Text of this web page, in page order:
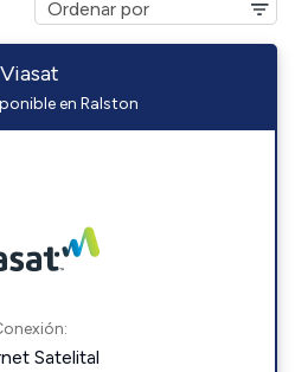
Viasat
en Ralston
Satelital